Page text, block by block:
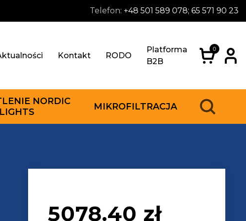
Telefon: +48 501 589 078; 65 571 90 23
Kontakt RODO
Platforma
B2B
0
NORDIC
LIGHTS
MIKROFILTRACJA
5078.40 zł